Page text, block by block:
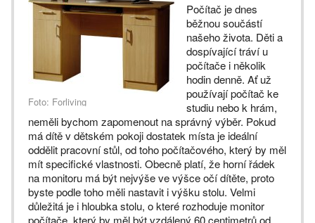
Foto: Forliving
Počítač je dnes
běžnou součástí
našeho života. Děti a
dospívající tráví u
počítače i několik
hodin denně. Ať už
používají počítač ke
studiu nebo k hrám,
neměli bychom zapomenout na správný výběr. Pokud
má dítě v dětském pokoji dostatek místa je ideální
oddělit pracovní stůl, od toho počítačového, který by měl
mít specifické vlastnosti. Obecně platí, že horní řádek
na monitoru má být nejvýše ve výšce očí dítěte, proto
byste podle toho měli nastavit i výšku stolu. Velmi
důležitá je i hloubka stolu, o které rozhoduje monitor
počítače, který by měl být vzdálený 60 centimetrů od